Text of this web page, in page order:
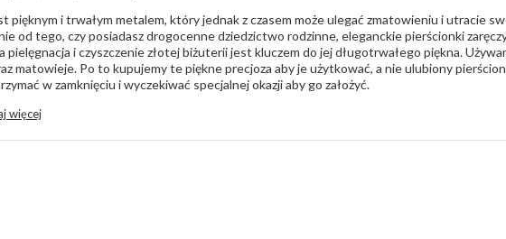
pięknym i trwałym metalem, który jednak z czasem może ulegać zmatowieniu i utracie
od tego, czy posiadasz drogocenne dziedzictwo rodzinne, eleganckie pierścionki
pielęgnacja i czyszczenie złotej biżuterii jest kluczem do jej długotrwałego piękna.
matowieje. Po to kupujemy te piękne precjoza aby je użytkować, a nie ulubiony
w zamknięciu i wyczekiwać specjalnej okazji aby go założyć.
więcej